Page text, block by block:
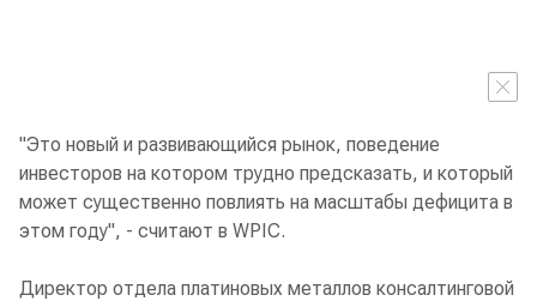
"Это новый и развивающийся рынок, поведение
инвесторов на котором трудно предсказать, и который
может существенно повлиять на масштабы дефицита в
этом году", - считают в WPIC.
Директор отдела платиновых металлов консалтинговой